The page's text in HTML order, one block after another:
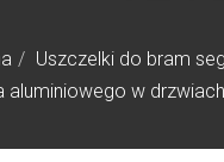
Uszczelki do bram
aluminiowego w